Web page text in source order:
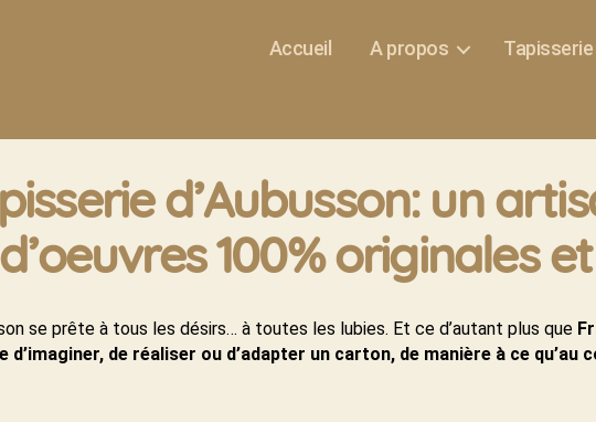
Accueil A propos Tapisserie
d’Aubusson: un
d’oeuvres 100% originales
se prête à tous les désirs… à toutes les lubies. Et ce d’autant plus que
de réaliser ou d’adapter un carton, de manière à ce qu’au